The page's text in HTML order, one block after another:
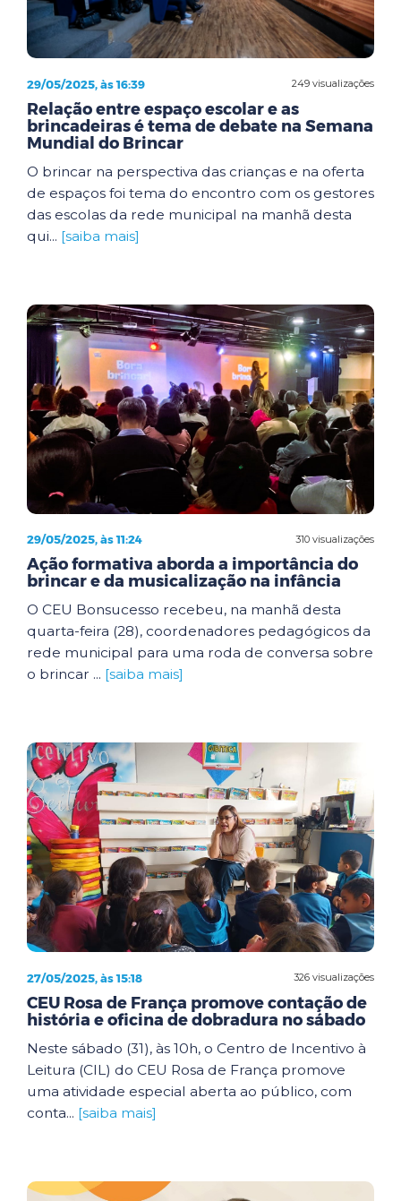
249 visualizações
29/05/2025, às 16:39
Relação entre espaço escolar e as
brincadeiras é tema de debate na Semana
Mundial do Brincar
O brincar na perspectiva das crianças e na oferta
de espaços foi tema do encontro com os gestores
das escolas da rede municipal na manhã desta
qui... [saiba mais]
310 visualizações
29/05/2025, às 11:24
Ação formativa aborda a importância do
brincar e da musicalização na infância
O CEU Bonsucesso recebeu, na manhã desta
quarta-feira (28), coordenadores pedagógicos da
rede municipal para uma roda de conversa sobre
o brincar ... [saiba mais]
326 visualizações
27/05/2025, às 15:18
CEU Rosa de França promove contação de
história e oficina de dobradura no sábado
Neste sábado (31), às 10h, o Centro de Incentivo à
Leitura (CIL) do CEU Rosa de França promove
uma atividade especial aberta ao público, com
conta... [saiba mais]